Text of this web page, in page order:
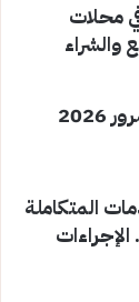
محلات
والشراء
الاستعلام عن مخالفات المرور 2026
المتكاملة